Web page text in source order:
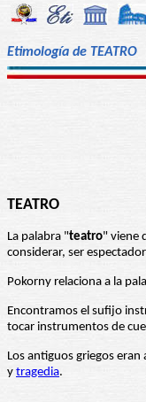
Etimología de TEATRO
TEATRO
La palabra "teatro" viene
considerar, ser
Pokorny relaciona a la
Encontramos el sufijo
tocar instrumentos de
Los antiguos griegos
y tragedia.